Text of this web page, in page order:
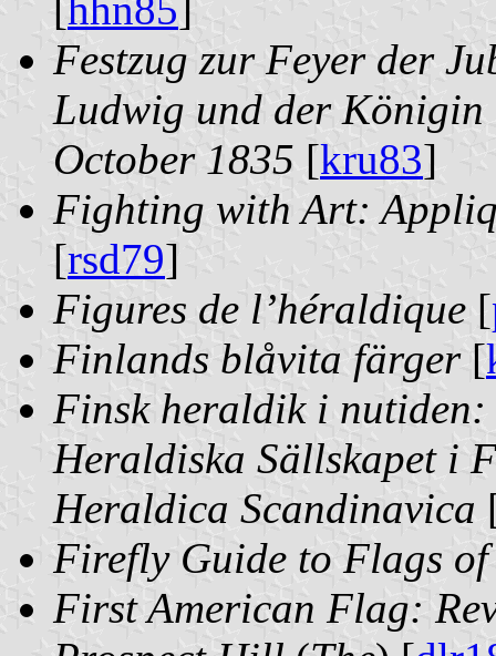
Festzug zur Feyer der
Ludwig und der Königin
October 1835 [kru83]
Fighting with Art:
[rsd79]
Figures de l’héraldique [
Finlands blåvita färger[
Finsk heraldik i
Heraldiska Sällskapet i
Heraldica Scandinavica
Firefly Guide to Flags
First American Flag: